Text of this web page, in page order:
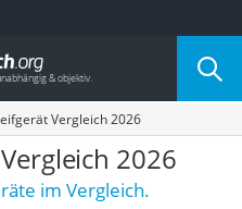
Vergleich 2026
2026
im Vergleich.